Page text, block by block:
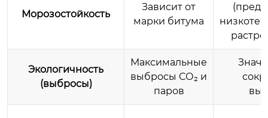
Морозостойкость
Зависит от
марки битума
Экологичность
(выбросы)
Максимальные
выбросы СО₂ и
паров